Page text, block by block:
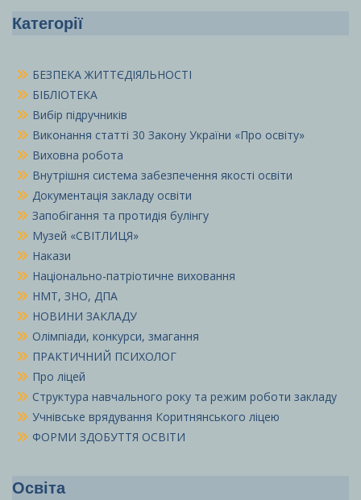
Категорії
БЕЗПЕКА ЖИТТЄДІЯЛЬНОСТІ
БІБЛІОТЕКА
Вибір підручників
Виконання статті 30 Закону України «Про освіту»
Виховна робота
Внутрішня система забезпечення якості освіти
Документація закладу освіти
Запобігання та протидія булінгу
Музей «СВІТЛИЦЯ»
Накази
Національно-патріотичне виховання
НМТ, ЗНО, ДПА
НОВИНИ ЗАКЛАДУ
Олімпіади, конкурси, змагання
ПРАКТИЧНИЙ ПСИХОЛОГ
Про ліцей
Структура навчального року та режим роботи закладу
Учнівське врядування Коритнянського ліцею
ФОРМИ ЗДОБУТТЯ ОСВІТИ
Освіта